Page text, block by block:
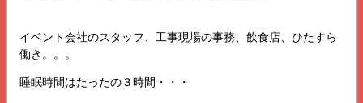
イベント会社のスタッフ、工事現場の事務、飲食店、ひたすら
働き。。。
睡眠時間はたったの３時間・・・